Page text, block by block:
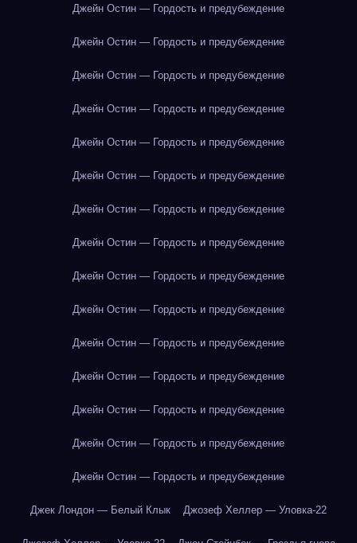
Джейн Остин — Гордость и предубеждение
Джейн Остин — Гордость и предубеждение
Джейн Остин — Гордость и предубеждение
Джейн Остин — Гордость и предубеждение
Джейн Остин — Гордость и предубеждение
Джейн Остин — Гордость и предубеждение
Джейн Остин — Гордость и предубеждение
Джейн Остин — Гордость и предубеждение
Джейн Остин — Гордость и предубеждение
Джейн Остин — Гордость и предубеждение
Джейн Остин — Гордость и предубеждение
Джейн Остин — Гордость и предубеждение
Джейн Остин — Гордость и предубеждение
Джейн Остин — Гордость и предубеждение
Джейн Остин — Гордость и предубеждение
Джек Лондон — Белый Клык Джозеф Хеллер — Уловка-22